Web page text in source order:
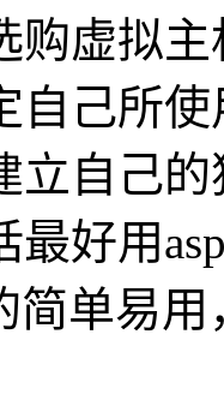
购虚拟
自己所
立自己
最好用
简单易